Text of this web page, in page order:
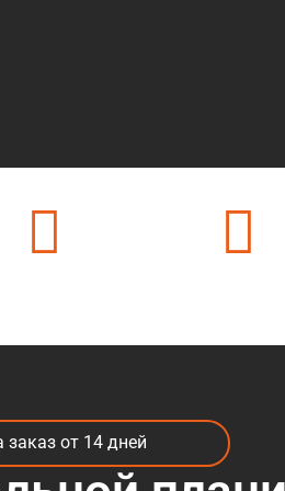
заказ от 14 дней